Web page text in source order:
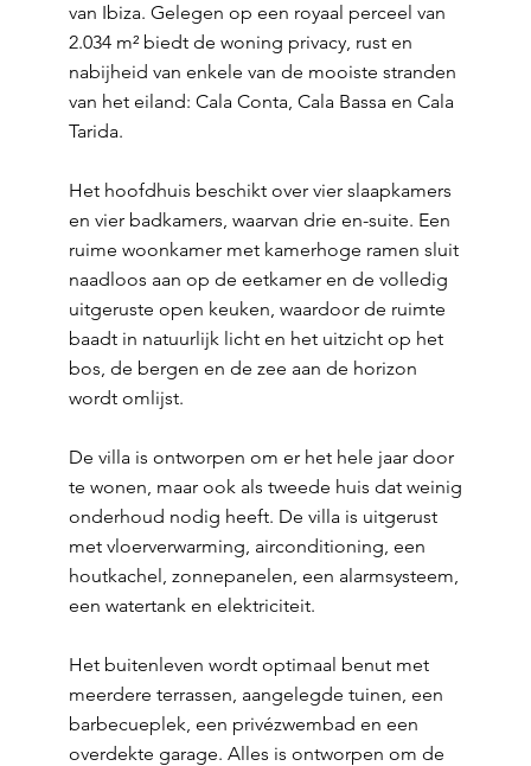
van Ibiza. Gelegen op een royaal perceel van
2.034 m² biedt de woning privacy, rust en
nabijheid van enkele van de mooiste stranden
van het eiland: Cala Conta, Cala Bassa en Cala
Tarida.
Het hoofdhuis beschikt over vier slaapkamers
en vier badkamers, waarvan drie en-suite. Een
ruime woonkamer met kamerhoge ramen sluit
naadloos aan op de eetkamer en de volledig
uitgeruste open keuken, waardoor de ruimte
baadt in natuurlijk licht en het uitzicht op het
bos, de bergen en de zee aan de horizon
wordt omlijst.
De villa is ontworpen om er het hele jaar door
te wonen, maar ook als tweede huis dat weinig
onderhoud nodig heeft. De villa is uitgerust
met vloerverwarming, airconditioning, een
houtkachel, zonnepanelen, een alarmsysteem,
een watertank en elektriciteit.
Het buitenleven wordt optimaal benut met
meerdere terrassen, aangelegde tuinen, een
barbecueplek, een privézwembad en een
overdekte garage. Alles is ontworpen om de